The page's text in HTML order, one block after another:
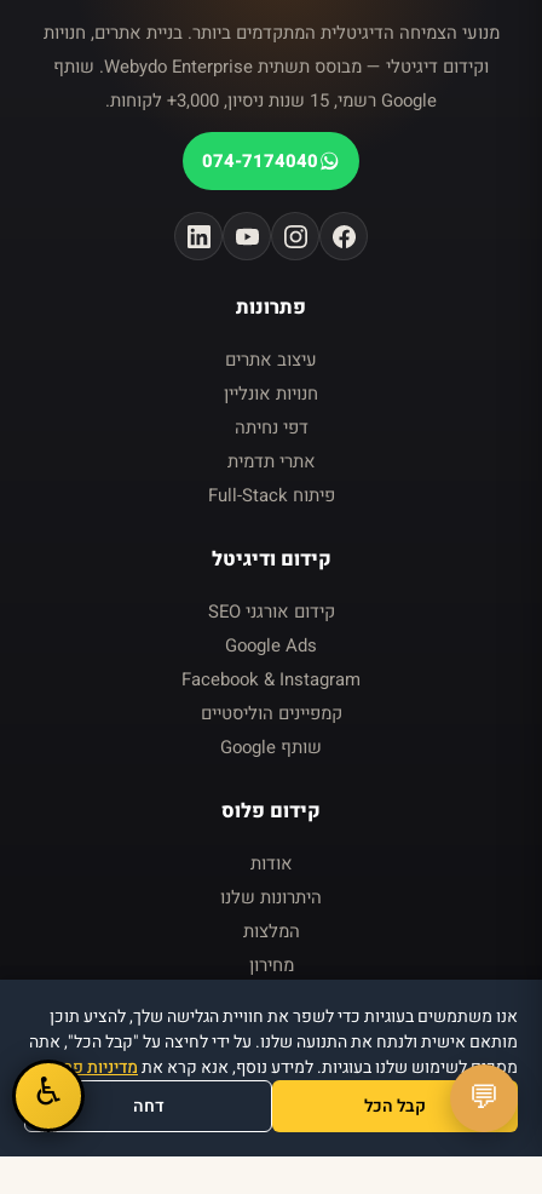
מנועי הצמיחה הדיגיטלית המתקדמים ביותר. בניית אתרים, חנויות
וקידום דיגיטלי — מבוסס תשתית Webydo Enterprise. שותף
Google רשמי, 15 שנות ניסיון, 3,000+ לקוחות.
074-7174040
פתרונות
עיצוב אתרים
חנויות אונליין
דפי נחיתה
אתרי תדמית
פיתוח Full-Stack
קידום ודיגיטל
קידום אורגני SEO
Google Ads
Facebook & Instagram
קמפיינים הוליסטיים
שותף Google
קידום פלוס
אודות
היתרונות שלנו
המלצות
מחירון
כניסה ללקוחות
© 2026 קידום פלוס · וויזואל טרי די בע״מ · כל הזכויות שמורות
הצהרת נגישות·מדיניות פרטיות·תנאי שימוש·תנאים כלליים
אנו משתמשים בעוגיות כדי לשפר את חוויית הגלישה שלך, להציע תוכן
מותאם אישית ולנתח את התנועה שלנו. על ידי לחיצה על "קבל הכל", אתה
מסכים לשימוש שלנו בעוגיות. למידע נוסף, אנא קרא אתמדיניות פרטיות.
קבל הכל
דחה ♿ 💬